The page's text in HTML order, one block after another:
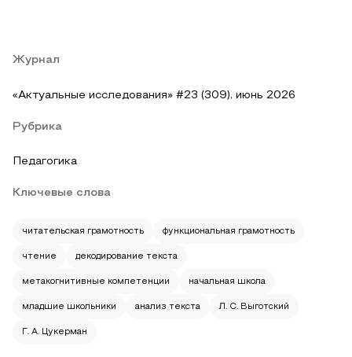
Журнал
«Актуальные исследования» #23 (309), июнь 2026
Рубрика
Педагогика
Ключевые слова
читательская грамотность функциональная грамотность
чтение декодирование текста
метакогнитивные компетенции начальная школа
младшие школьники анализ текста Л. С. Выготский
Г. А. Цукерман